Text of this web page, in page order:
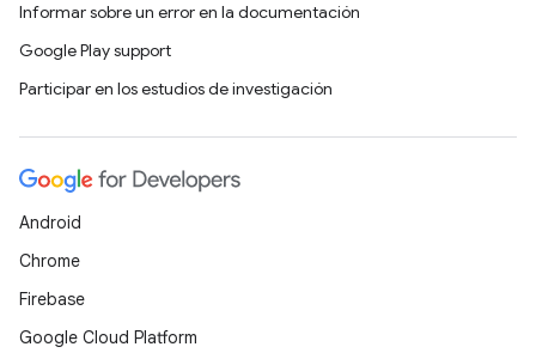
Informar sobre un error en la documentación
Google Play support
Participar en los estudios de investigación
Android
Chrome
Firebase
Google Cloud Platform